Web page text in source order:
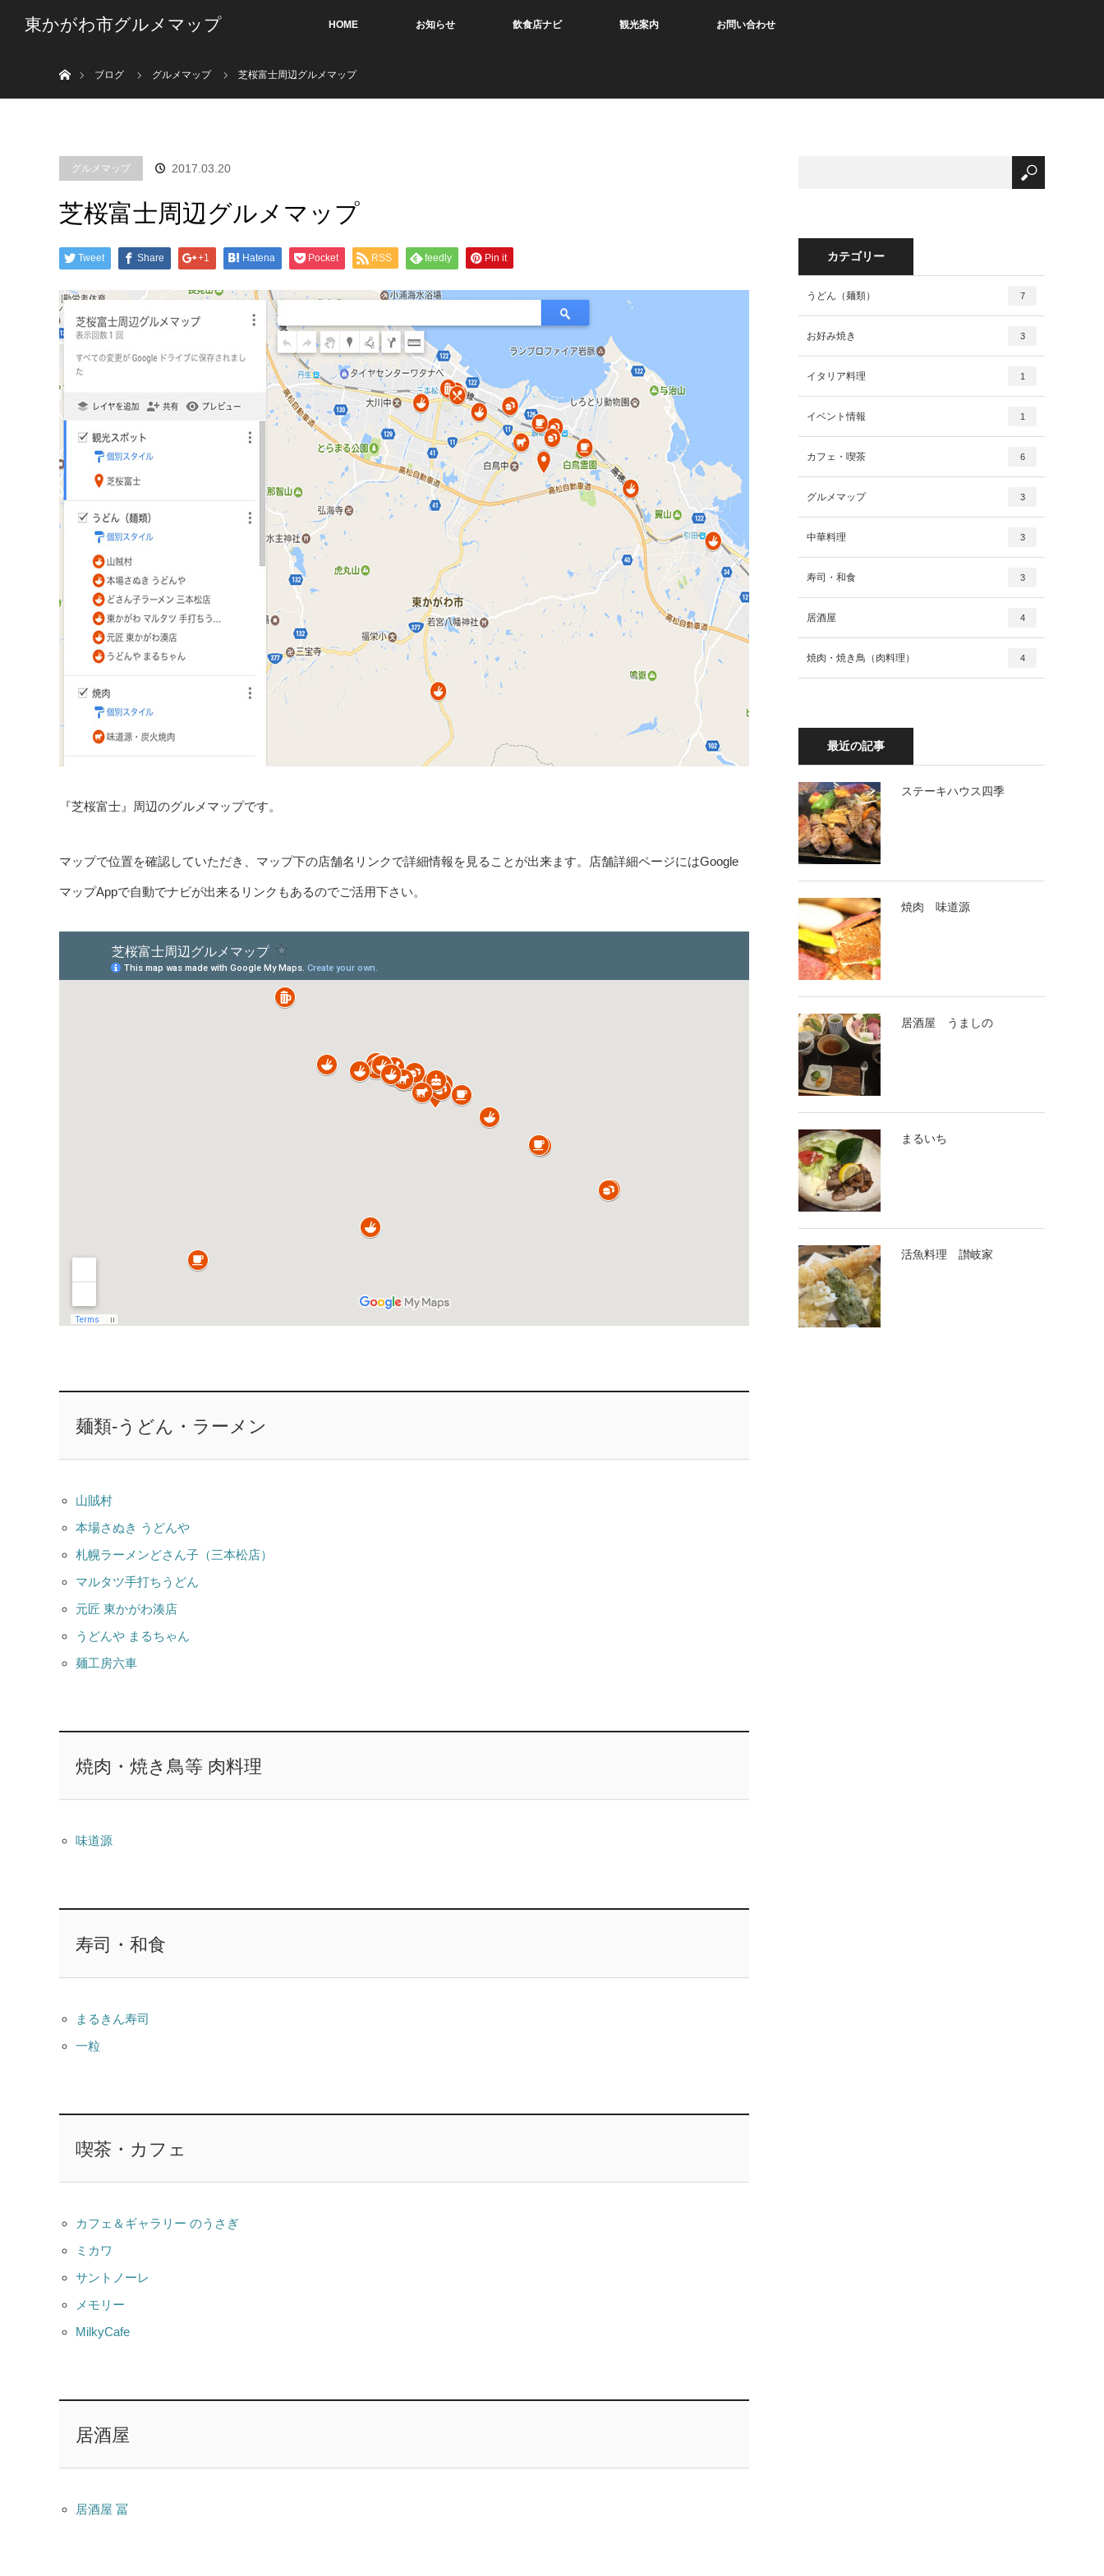
東かがわ市グルメマップ HOME お知らせ 飲食店ナビ 観光案内 お問い合わせ
ブログ
グルメマップ 芝桜富士周辺グルメマップ
グルメマップ 2017.03.20
芝桜富士周辺グルメマップ
Tweet Share +1 Hatena Pocket RSS feedly Pin it
『芝桜富士』周辺のグルメマップです。
マップで位置を確認していただき、マップ下の店舗名リンクで詳細情報を見ることが出来ます。店舗詳細ページにはGoogle
マップAppで自動でナビが出来るリンクもあるのでご活用下さい。
麺類-うどん・ラーメン
山賊村
本場さぬき うどんや
札幌ラーメンどさん子（三本松店）
マルタツ手打ちうどん
元匠 東かがわ湊店
うどんや まるちゃん
麺工房六車
焼肉・焼き鳥等 肉料理
味道源
寿司・和食
まるきん寿司
一粒
喫茶・カフェ
カフェ＆ギャラリー のうさぎ
ミカワ
サントノーレ
メモリー
MilkyCafe
居酒屋
居酒屋 冨
カテゴリー
うどん（麺類） 7
お好み焼き 3
イタリア料理 1
イベント情報 1
カフェ・喫茶 6
グルメマップ 3
中華料理 3
寿司・和食 3
居酒屋 4
焼肉・焼き鳥（肉料理） 4
最近の記事
ステーキハウス四季
焼肉 味道源
居酒屋 うましの
まるいち
活魚料理 讃岐家